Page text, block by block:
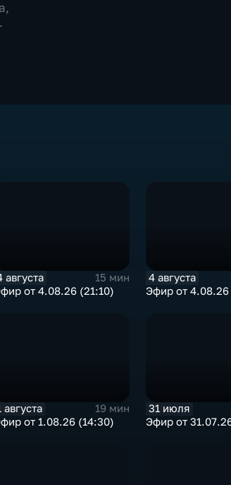
августа
15 мин
от 4.08.26 (21:10)
4 августа
Эфир от 4.08.26
августа
19 мин
от 1.08.26 (14:30)
31 июля
Эфир от